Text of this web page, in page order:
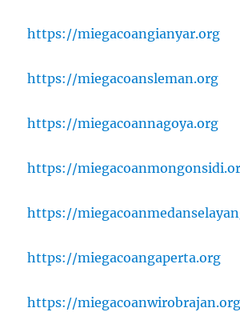
https://miegacoangianyar.org
https://miegacoansleman.org
https://miegacoannagoya.org
https://
https://
https://miegacoangaperta.org
https://miegacoanwirobrajan.org